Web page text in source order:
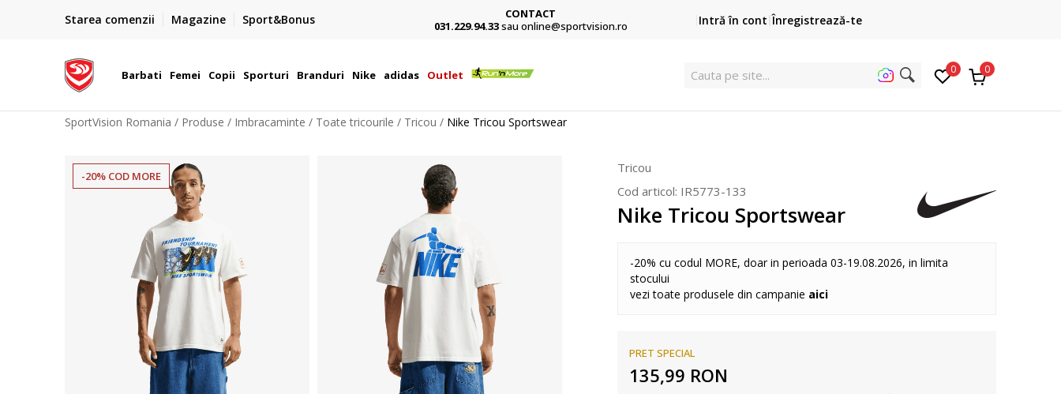
Starea comenzii Magazine Sport&Bonus
Plateste cu cardul in siguranta prin WSPay - Visa, MasterCard,
CONTACT
031.229.94.33sau online@sportvision.ro
Cumpără acum, plateste mai târziu
3 rate fără dobândă fără card de credit cu Klarna
Intră în cont Înregistrează-te
Barbati Femei Copii Sporturi Branduri Nike adidas Outlet Cauta p 0 0
SportVision Romania Produse Imbracaminte Toate tricourile Tricou Nike Tricou Sportswear
-20% COD MORE
Tricou
Cod articol: IR5773-133
Nike Tricou Sportswear
-20% cu codul MORE, doar in perioada 03-19.08.2026, in limita
stocului
vezi toate produsele din campanie aici
PRET SPECIAL
135,99 RON